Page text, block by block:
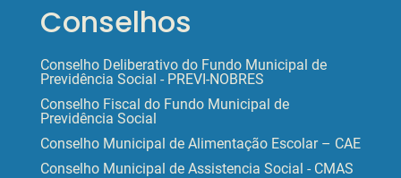
Conselhos
Conselho Deliberativo do Fundo Municipal de
Previdência Social - PREVI-NOBRES
Conselho Fiscal do Fundo Municipal de
Previdência Social
Conselho Municipal de Alimentação Escolar – CAE
Conselho Municipal de Assistencia Social - CMAS